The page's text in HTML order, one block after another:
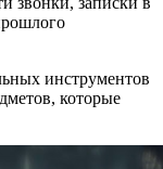
инструментов
которые